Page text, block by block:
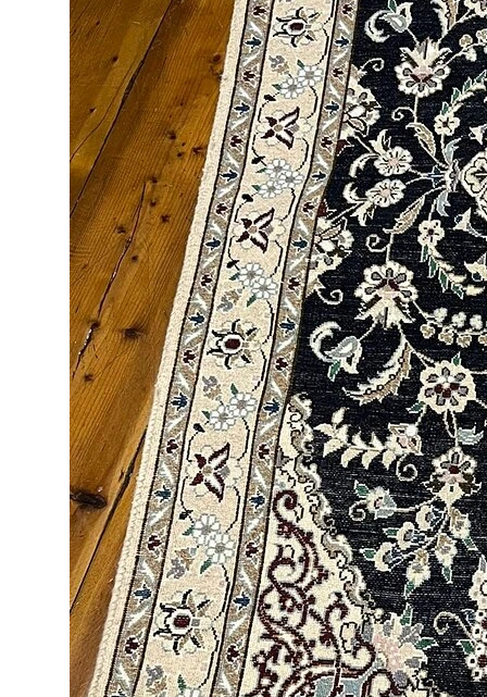
Kapadokya'nın eşsiz güzelliklerini keşfetmek için
harika bir başlangıç noktası sunuyoruz.
Misafirlerimizin olumluPanorama Teras Camping
yorumve değerlendirmeleri, verdiğimiz hizmetin
kalitesini en iyi şekilde yansıtmaktadır. Bir sonraki
Kapadokya seyahatinizde,en iyiNevşehirkamp
alanlarıarasında yer alan tesisimizde yerinizi
ayırtmak vePanorama Teras Campingrezervasyon
seçeneklerini değerlendirmek için sayfamızdaki ilgili
bölümü inceleyebilirsiniz. Kapadokya'daki evinizde
sizi ağırlamaktan mutluluk duyarız.